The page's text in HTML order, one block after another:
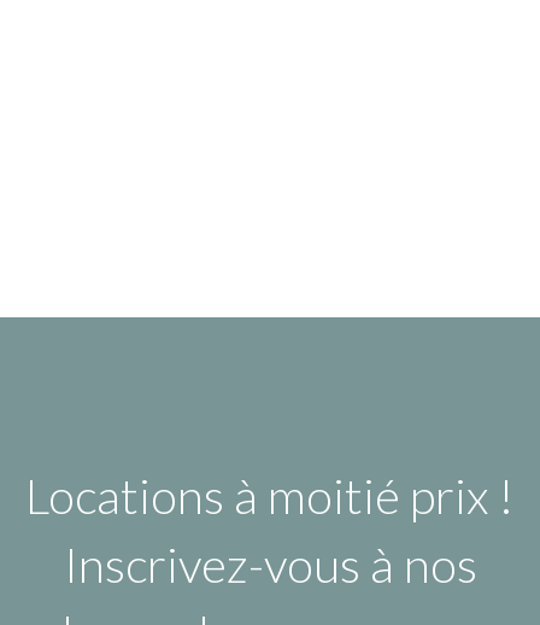
Locations à moitié prix !
Inscrivez-vous à nos